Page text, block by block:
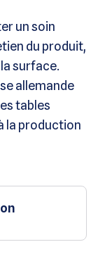
un soin
du produit,
surface.
allemande
tables
la production